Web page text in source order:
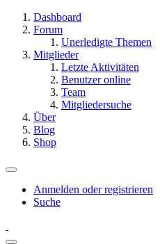
Dashboard
Forum
Unerledigte Themen
Mitglieder
Letzte Aktivitäten
Benutzer online
Team
Mitgliedersuche
Über
Blog
Shop
Anmelden oder registrieren
Suche